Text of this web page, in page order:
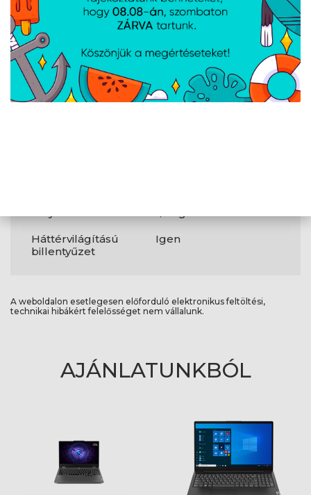
Megbízható
platform modul
(TPM)
Igen
Webkamera
Háttérvilágítású
billentyűzet
Igen
A weboldalon esetlegesen előforduló elektronikus feltöltési,
technikai hibákért felelősséget nem vállalunk.
AJÁNLATUNKBÓL